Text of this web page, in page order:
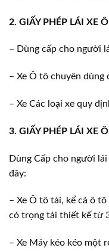
2. GIẤY PHÉP LÁI XE
– Dùng cấp cho người
– Xe Ô tô chuyên
– Xe Các loại xe quy
3. GIẤY PHÉP LÁI XE
Dùng Cấp cho người
đây:
– Xe Ô tô tải, kể cả ô
có trọng tải thiết kế từ
– Xe Máy kéo kéo một